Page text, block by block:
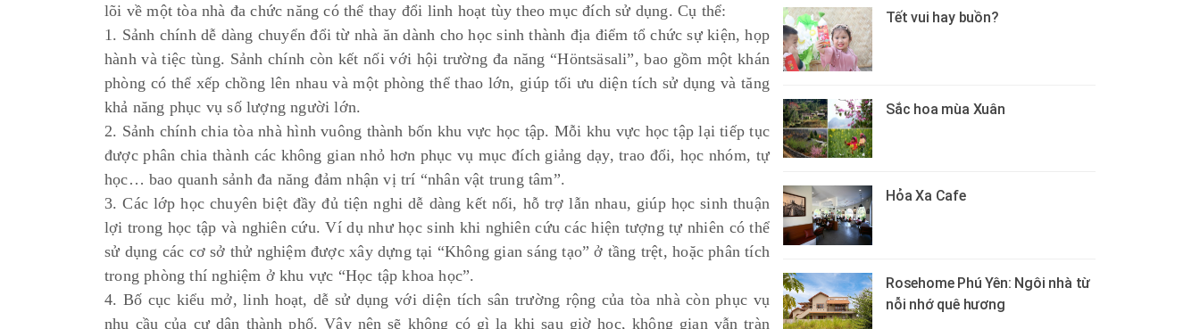
lõi về một tòa nhà đa chức năng có thể thay đổi linh hoạt tùy theo mục đích sử dụng. Cụ thể:
1. Sảnh chính dễ dàng chuyển đổi từ nhà ăn dành cho học sinh thành địa điểm tổ chức sự kiện, họp
hành và tiệc tùng. Sảnh chính còn kết nối với hội trường đa năng “Höntsäsali”, bao gồm một khán
phòng có thể xếp chồng lên nhau và một phòng thể thao lớn, giúp tối ưu diện tích sử dụng và tăng
khả năng phục vụ số lượng người lớn.
2. Sảnh chính chia tòa nhà hình vuông thành bốn khu vực học tập. Mỗi khu vực học tập lại tiếp tục
được phân chia thành các không gian nhỏ hơn phục vụ mục đích giảng dạy, trao đổi, học nhóm, tự
học… bao quanh sảnh đa năng đảm nhận vị trí “nhân vật trung tâm”.
3. Các lớp học chuyên biệt đầy đủ tiện nghi dễ dàng kết nối, hỗ trợ lẫn nhau, giúp học sinh thuận
lợi trong học tập và nghiên cứu. Ví dụ như học sinh khi nghiên cứu các hiện tượng tự nhiên có thể
sử dụng các cơ sở thử nghiệm được xây dựng tại “Không gian sáng tạo” ở tầng trệt, hoặc phân tích
trong phòng thí nghiệm ở khu vực “Học tập khoa học”.
4. Bố cục kiểu mở, linh hoạt, dễ sử dụng với diện tích sân trường rộng của tòa nhà còn phục vụ
nhu cầu của cư dân thành phố. Vậy nên sẽ không có gì lạ khi sau giờ học, không gian vẫn tràn
Tết vui hay buồn?
Sắc hoa mùa Xuân
Hỏa Xa Cafe
Rosehome Phú Yên: Ngôi nhà từ
nỗi nhớ quê hương